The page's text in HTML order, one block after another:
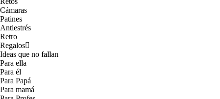
Cámaras
Patines
Antiestrés
Retro
Regalos
Ideas que no fallan
Para ella
Para él
Para Papá
Para mamá